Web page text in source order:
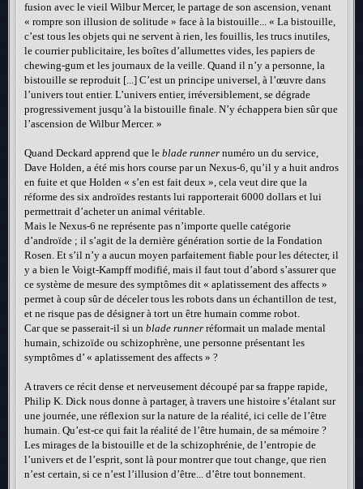
fusion avec le vieil Wilbur Mercer, le partage de son ascension, venant
« rompre son illusion de solitude » face à la bistouille... « La bistouille,
c’est tous les objets qui ne servent à rien, les fouillis, les trucs inutiles,
le courrier publicitaire, les boîtes d’allumettes vides, les papiers de
chewing-gum et les journaux de la veille. Quand il n’y a personne, la
bistouille se reproduit [...] C’est un principe universel, à l’œuvre dans
l’univers tout entier. L’univers entier, irréversiblement, se dégrade
progressivement jusqu’à la bistouille finale. N’y échappera bien sûr que
l’ascension de Wilbur Mercer. »
Quand Deckard apprend que le blade runner numéro un du service,
Dave Holden, a été mis hors course par un Nexus-6, qu’il y a huit andros
en fuite et que Holden « s’en est fait deux », cela veut dire que la
réforme des six androïdes restants lui rapporterait 6000 dollars et lui
permettrait d’acheter un animal véritable.
Mais le Nexus-6 ne représente pas n’importe quelle catégorie
d’androïde ; il s’agit de la dernière génération sortie de la Fondation
Rosen. Et s’il n’y a aucun moyen parfaitement fiable pour les détecter, il
y a bien le Voigt-Kampff modifié, mais il faut tout d’abord s’assurer que
ce système de mesure des symptômes dit « aplatissement des affects »
permet à coup sûr de déceler tous les robots dans un échantillon de test,
et ne risque pas de désigner à tort un être humain comme robot.
Car que se passerait-il si un blade runner réformait un malade mental
humain, schizoïde ou schizophrène, une personne présentant les
symptômes d’ « aplatissement des affects » ?
A travers ce récit dense et nerveusement découpé par sa frappe rapide,
Philip K. Dick nous donne à partager, à travers une histoire s’étalant sur
une journée, une réflexion sur la nature de la réalité, ici celle de l’être
humain. Qu’est-ce qui fait la réalité de l’être humain, de sa mémoire ?
Les mirages de la bistouille et de la schizophrénie, de l’entropie de
l’univers et de l’esprit, sont là pour montrer que tout change, que rien
n’est certain, si ce n’est l’illusion d’être... d’être tout bonnement.